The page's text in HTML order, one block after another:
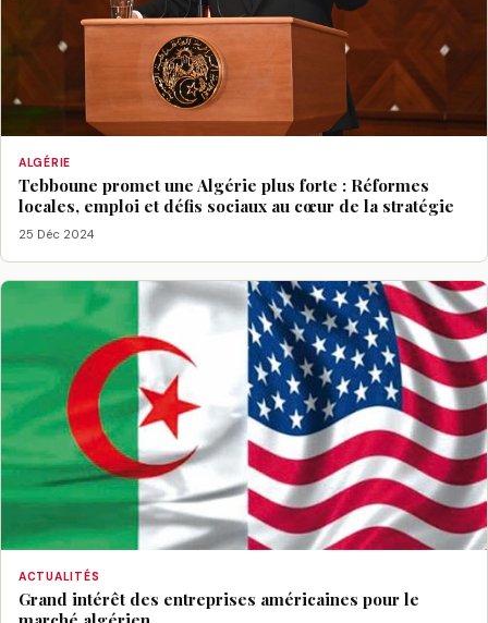
ALGÉRIE
Tebboune promet une Algérie plus forte : Réformes
locales, emploi et défis sociaux au cœur de la stratégie
25 Déc 2024
ACTUALITÉS
Grand intérêt des entreprises américaines pour le